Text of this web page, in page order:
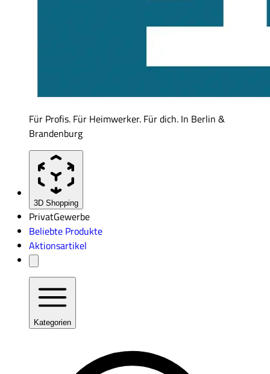
Für Profis. Für Heimwerker. Für dich. In Berlin &
Brandenburg
3D Shopping
PrivatGewerbe
Beliebte Produkte
Aktionsartikel
Kategorien